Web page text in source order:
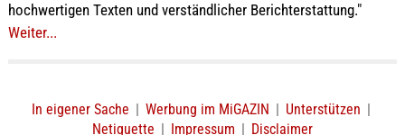
hochwertigen Texten und verständlicher Berichterstattung."
Weiter...
In eigener Sache | Werbung im MiGAZIN | Unterstützen |
Netiquette | Impressum | Disclaimer